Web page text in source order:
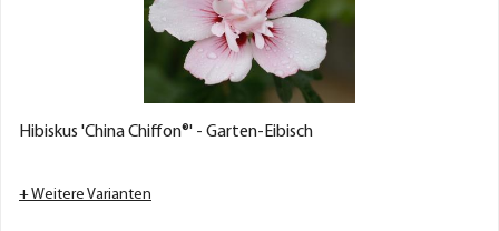
Hibiskus 'China Chiffon®' - Garten-Eibisch
+ Weitere Varianten